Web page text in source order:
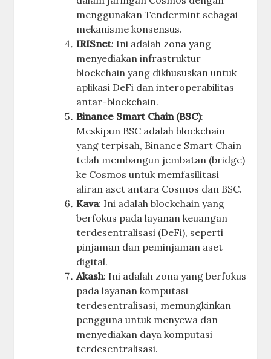
menggunakan Tendermint sebagai
mekanisme konsensus.
IRISnet: Ini adalah zona yang
menyediakan infrastruktur
blockchain yang dikhususkan untuk
aplikasi DeFi dan interoperabilitas
antar-blockchain.
Binance Smart Chain (BSC):
Meskipun BSC adalah blockchain
yang terpisah, Binance Smart Chain
telah membangun jembatan (bridge)
ke Cosmos untuk memfasilitasi
aliran aset antara Cosmos dan BSC.
Kava: Ini adalah blockchain yang
berfokus pada layanan keuangan
terdesentralisasi (DeFi), seperti
pinjaman dan peminjaman aset
digital.
Akash: Ini adalah zona yang berfokus
pada layanan komputasi
terdesentralisasi, memungkinkan
pengguna untuk menyewa dan
menyediakan daya komputasi
terdesentralisasi.